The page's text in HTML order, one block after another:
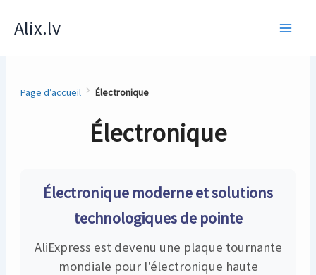
Alix.lv
Page d’accueil Électronique
Électronique
Électronique moderne et solutions
technologiques de pointe
AliExpress est devenu une plaque tournante
mondiale pour l'électronique haute